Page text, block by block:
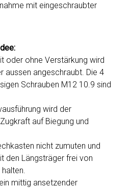
mit eingeschraubter
oder ohne Verstärkung wird
aussen angeschraubt. Die 4
Schrauben M12 10.9 sind
wird der
auf Biegung und
nicht zumuten und
den Längsträger frei von
mittig ansetzender